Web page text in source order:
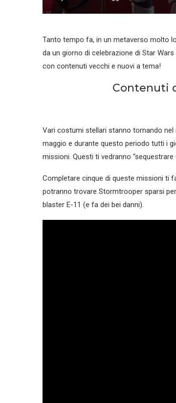
Tanto tempo fa, in un metaverso molto
da un giorno di celebrazione di Star
con contenuti vecchi e nuovi a tema!
Contenuti
Vari costumi stellari stanno tornando nel
maggio e durante questo periodo tutti i
missioni. Questi ti vedranno “sequestrare
Completare cinque di queste missioni ti
potranno trovare Stormtrooper sparsi
blaster E-11 (e fa dei bei danni).